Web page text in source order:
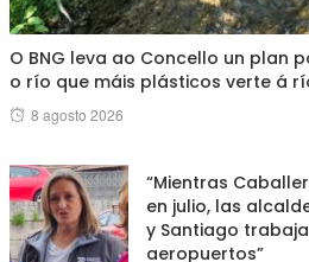
O BNG leva ao Concello un plan
o río que máis plásticos verte á
Posted
8 agosto 2026
“Mientras
en julio, las
y Santiago
aeropuertos”